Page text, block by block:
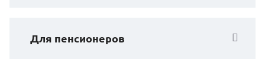
Для пенсионеров